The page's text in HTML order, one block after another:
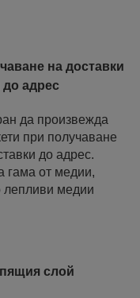
на доставки
до адрес
да произвежда
при получаване
до адрес.
гама от медии,
лепливи медии
слой